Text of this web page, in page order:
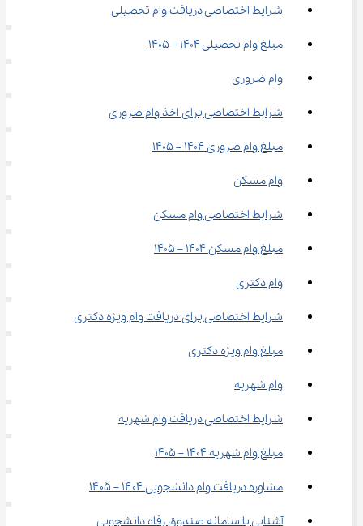
شرایط اختصاصی دریافت وام تحصیلی
مبلغ وام تحصیلی 1404 – 1405
وام ضروری
شرایط اختصاصی برای اخذ وام ضروری
مبلغ وام ضروری 1404 – 1405
وام مسکن
شرایط اختصاصی وام مسکن
مبلغ وام مسکن 1404 – 1405
وام دکتری
شرایط اختصاصی برای دریافت وام ویژه دکتری
مبلغ وام ویژه دکتری
وام شهریه
شرایط اختصاصی دریافت وام شهریه
مبلغ وام شهریه 1404 – 1405
مشاوره دریافت وام دانشجویی ۱۴۰۴ – ۱۴۰۵​
آشنایی با سامانه صندوق رفاه دانشجویی